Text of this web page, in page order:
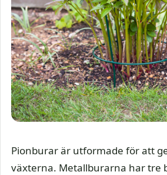
Pionburar är utformade för att
växterna. Metallburarna har tre